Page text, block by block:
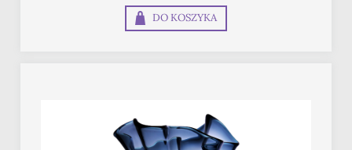
DO KOSZYKA